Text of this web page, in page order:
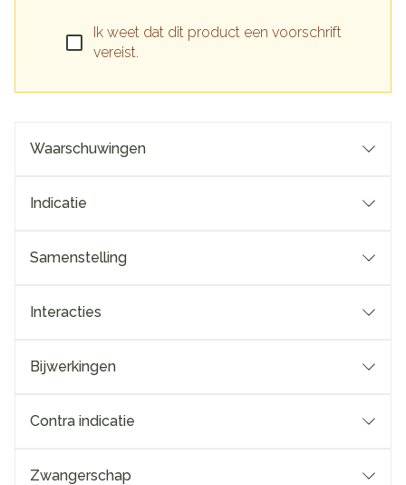
Ik weet dat dit product een voorschrift
vereist.
Waarschuwingen
Indicatie
Samenstelling
Interacties
Bijwerkingen
Contra indicatie
Zwangerschap